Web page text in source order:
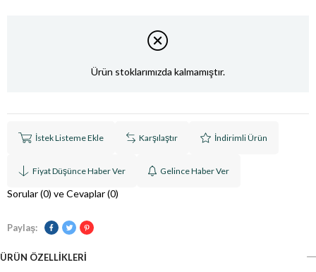
Ürün stoklarımızda kalmamıştır.
İstek Listeme Ekle Karşılaştır İndirimli Ürün
Fiyat Düşünce Haber Ver Gelince Haber Ver
Sorular (0) ve Cevaplar (0)
Paylaş:
ÜRÜN ÖZELLIKLERI